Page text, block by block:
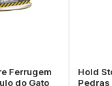
Ferrugem
do Gato
Hold
Pedras